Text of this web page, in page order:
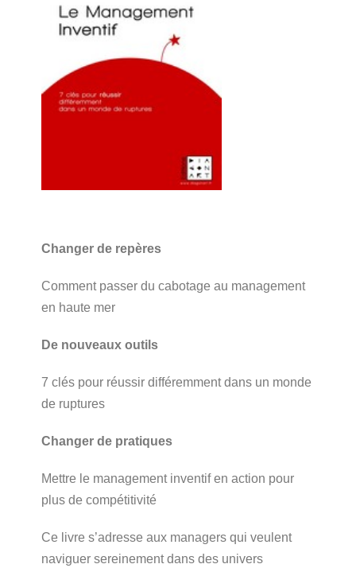
Changer de repères
Comment passer du cabotage au management
en haute mer
De nouveaux outils
7 clés pour réussir différemment dans un monde
de ruptures
Changer de pratiques
Mettre le management inventif en action pour
plus de compétitivité
Ce livre s’adresse aux managers qui veulent
naviguer sereinement dans des univers